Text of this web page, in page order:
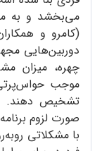
می‌بخشد و به
دوربین‌هایی
چهره، میزان
موجب حواس‌پرتی
تشخیص دهند.
صورت لزوم
با مشکلاتی